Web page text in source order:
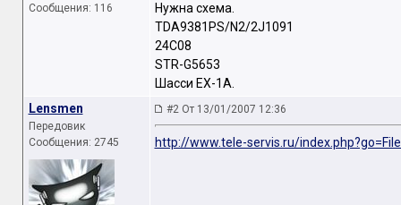
Сообщения: 116
Нужна схема.
TDA9381PS/N2/2J1091
24C08
STR-G5653
Шасси EX-1A.
Lensmen
Передовик
Сообщения: 2745
#2 От 13/01/2007 12:36
http://www.tele-servis.ru/